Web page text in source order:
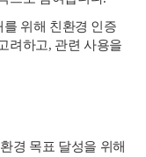
위해 친환경 인증
려하고, 관련 사용을
경 목표 달성을 위해